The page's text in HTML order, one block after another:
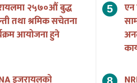
२५७०औं बुद्ध
तथा श्रमिक सचेतना
आयोजना हुने
एन